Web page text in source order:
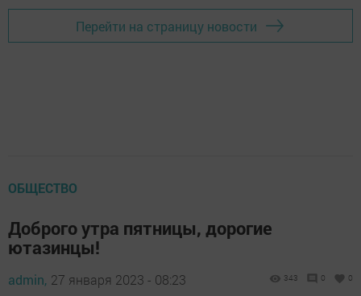
Перейти на страницу новости
ОБЩЕСТВО
Доброго утра пятницы, дорогие
ютазинцы!
admin, 27 января 2023 - 08:23 343 0 0